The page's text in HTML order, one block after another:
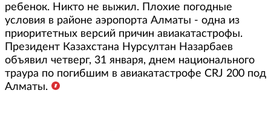
ребенок. Никто не выжил. Плохие погодные
условия в районе аэропорта Алматы - одна из
приоритетных версий причин авиакатастрофы.
Президент Казахстана Нурсултан Назарбаев
объявил четверг, 31 января, днем национального
траура по погибшим в авиакатастрофе CRJ 200 под
Алматы.